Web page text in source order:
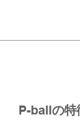
P-ballの特